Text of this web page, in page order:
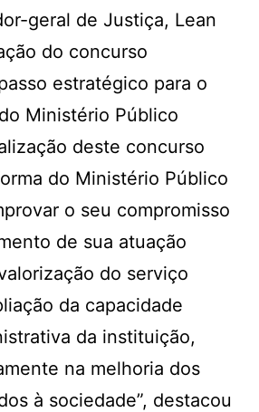
geral de Justiça, Lean
do concurso
estratégico para o
Ministério Público
deste concurso
do Ministério Público
o seu compromisso
de sua atuação
do serviço
da capacidade
da instituição,
na melhoria dos
à sociedade”, destacou